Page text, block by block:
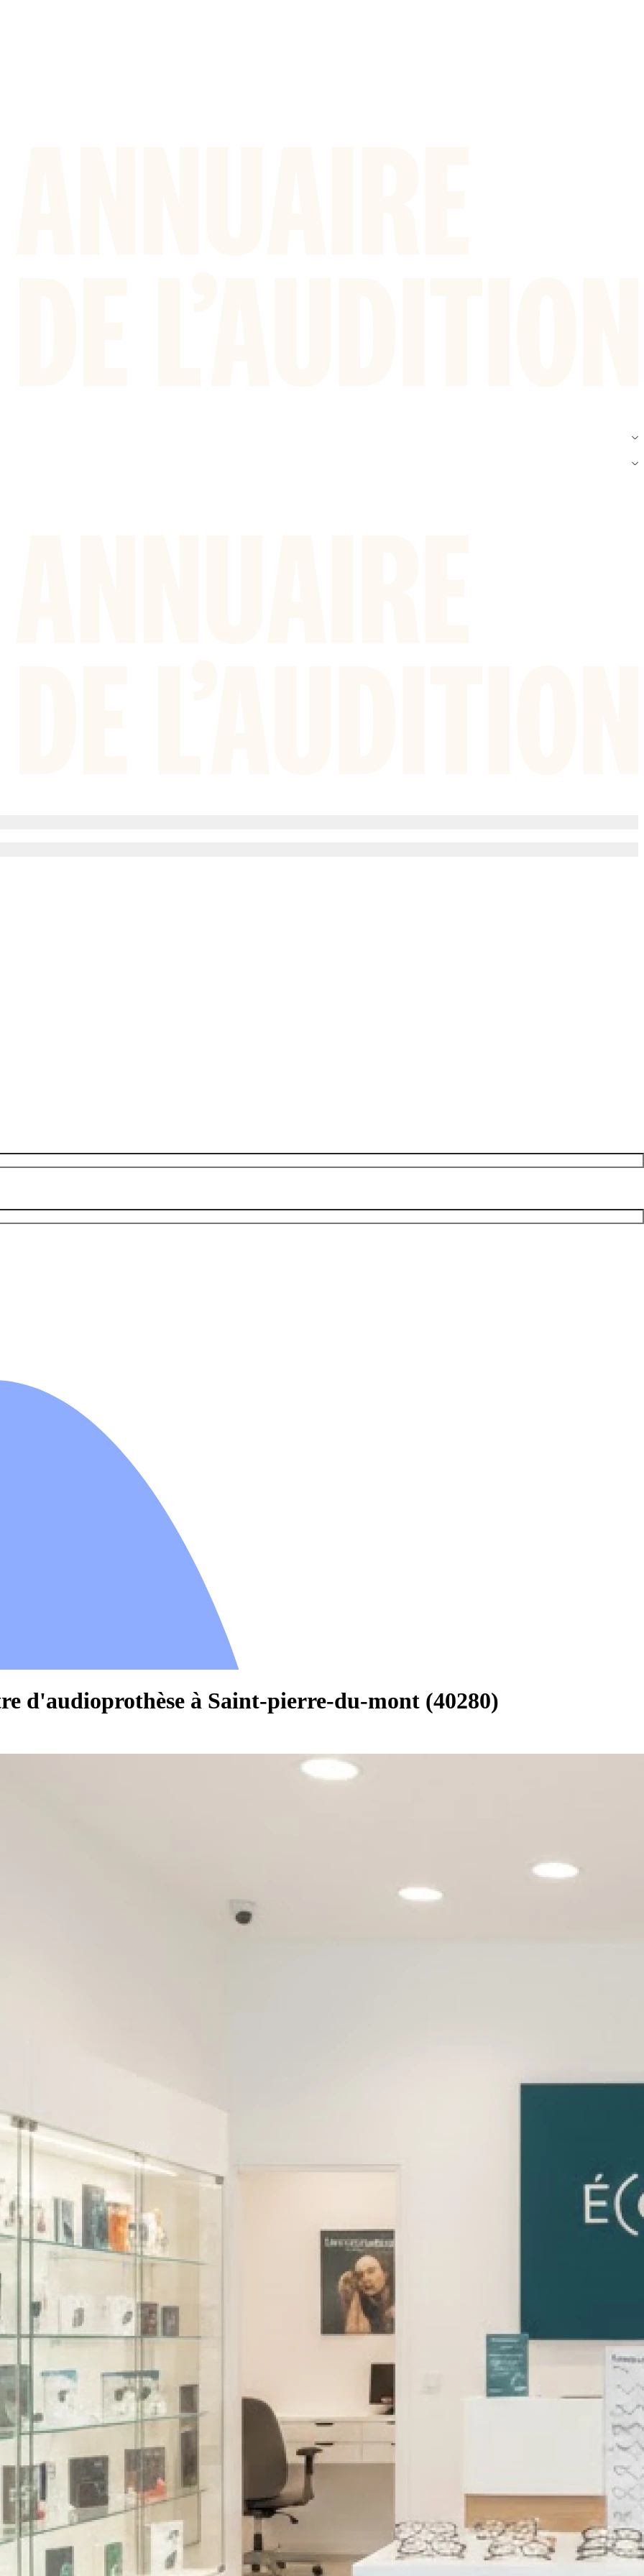
d'audioprothèse à Saint-pierre-du-mont (40280)